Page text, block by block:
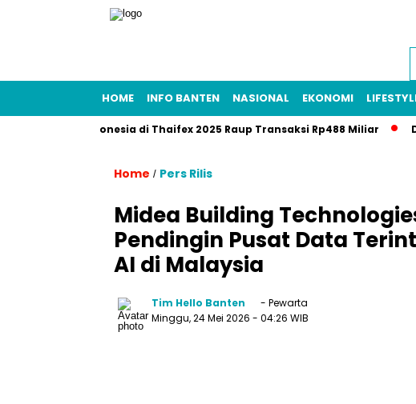
HOME INFO BANTEN NASIONAL EKONOMI
Indonesia di Thaifex 2025 Raup Transaksi Rp488 Miliar
Home / Pers Rilis
Midea Building
Pendingin Pusat Data
AI di Malaysia
Tim Hello Banten
- Pewarta
Minggu, 24 Mei 2026 - 04:26 WIB